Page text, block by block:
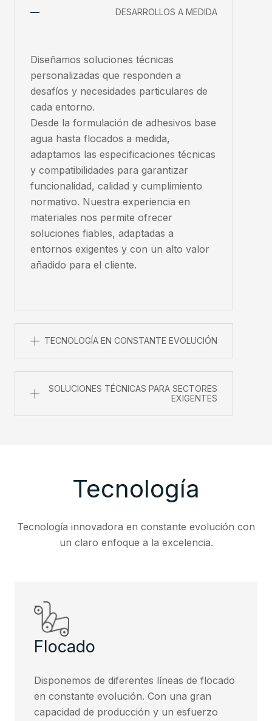
DESARROLLOS A MEDIDA
Diseñamos soluciones técnicas
personalizadas que responden a
desafíos y necesidades particulares de
cada entorno.
Desde la formulación de adhesivos base
agua hasta flocados a medida,
adaptamos las especificaciones técnicas
y compatibilidades para garantizar
funcionalidad, calidad y cumplimiento
normativo. Nuestra experiencia en
materiales nos permite ofrecer
soluciones fiables, adaptadas a
entornos exigentes y con un alto valor
añadido para el cliente.
TECNOLOGÍA EN CONSTANTE EVOLUCIÓN
SOLUCIONES TÉCNICAS PARA SECTORES
EXIGENTES
Tecnología
Tecnología innovadora en constante evolución con
un claro enfoque a la excelencia.
Flocado
Disponemos de diferentes líneas de flocado
en constante evolución. Con una gran
capacidad de producción y un esfuerzo